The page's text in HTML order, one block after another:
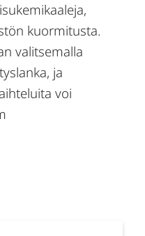
kuormitusta.
valitsemalla
ja
voi